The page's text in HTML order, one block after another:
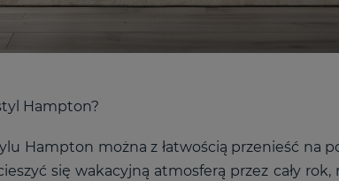
Hampton?
Hampton można z łatwością przenieść na
się wakacyjną atmosferą przez cały